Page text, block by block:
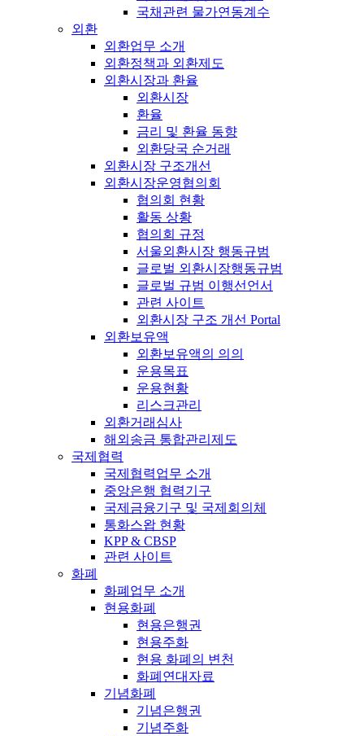
국채관련 물가연동계수
외환
외환업무 소개
외환정책과 외환제도
외환시장과 환율
외환시장
환율
금리 및 환율 동향
외환당국 순거래
외환시장 구조개선
외환시장운영협의회
협의회 현황
활동 상황
협의회 규정
서울외환시장 행동규범
글로벌 외환시장행동규범
글로벌 규범 이행선언서
관련 사이트
외환시장 구조 개선 Portal
외환보유액
외환보유액의 의의
운용목표
운용현황
리스크관리
외환거래심사
해외송금 통합관리제도
국제협력
국제협력업무 소개
중앙은행 협력기구
국제금융기구 및 국제회의체
통화스왑 현황
KPP & CBSP
관련 사이트
화폐
화폐업무 소개
현용화폐
현용은행권
현용주화
현용 화폐의 변천
화폐연대자료
기념화폐
기념은행권
기념주화